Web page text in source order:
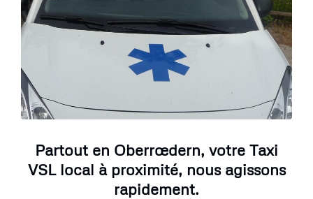
Partout en Oberrœdern, votre Taxi
VSL local à proximité, nous agissons
rapidement.